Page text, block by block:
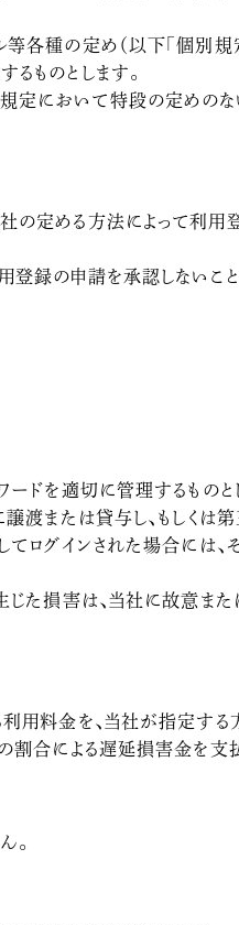
種の定め（以下「個別規
ものとします。
定において特段の定めの
定める方法によって利用
録の申請を承認しないこ
ドを適切に管理するものと
渡または貸与し、もしくは
ログインされた場合には
た損害は、当社に故意また
料金を、当社が指定する
合による遅延損害金を支払
。